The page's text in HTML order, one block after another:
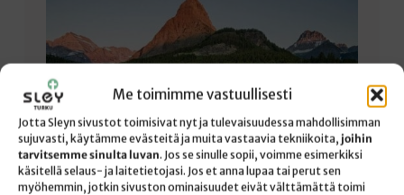
Me toimimme vastuullisesti
Jotta Sleyn sivustot toimisivat nyt ja tulevaisuudessa mahdollisimman
sujuvasti, käytämme evästeitä ja muita vastaavia tekniikoita, joihin
tarvitsemme sinulta luvan. Jos se sinulle sopii, voimme esimerkiksi
käsitellä selaus- ja laitetietojasi. Jos et anna lupaa tai perut sen
myöhemmin, jotkin sivuston ominaisuudet eivät välttämättä toimi